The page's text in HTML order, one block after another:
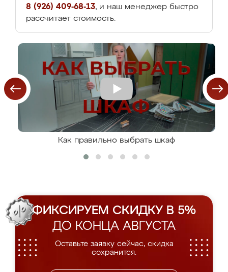
8 (926) 409-68-13, и наш менеджер быстро
рассчитает стоимость.
Как правильно выбрать шкаф
ФИКСИРУЕМ СКИДКУ В 5%
ДО КОНЦА АВГУСТА
Оставьте заявку сейчас, скидка
сохранится.